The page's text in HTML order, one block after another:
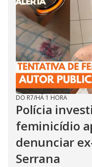
DO R7/HÁ 1 HORA
Polícia
feminicídio
denunciar
Serrana